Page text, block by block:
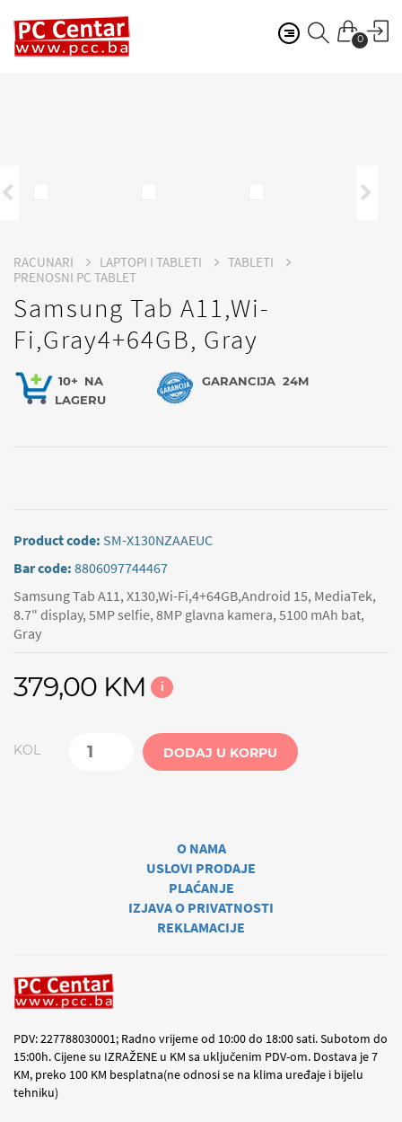
0
RACUNARI LAPTOPI I TABLETI
TABLETI
PRENOSNI PC TABLET
Samsung Tab A11,Wi-
Fi,Gray4+64GB, Gray
10+ NA
LAGERU
GARANCIJA 24M
Product code: SM-X130NZAAEUC
Bar code: 8806097744467
Samsung Tab A11, X130,Wi-Fi,4+64GB,Android 15, MediaTek,
8.7" display, 5MP selfie, 8MP glavna kamera, 5100 mAh bat,
Gray
379,00 KM i
KOL DODAJ U KORPU
O NAMA
USLOVI PRODAJE
PLAĆANJE
IZJAVA O PRIVATNOSTI
REKLAMACIJE
PDV: 227788030001; Radno vrijeme od 10:00 do 18:00 sati. Subotom do
15:00h. Cijene su IZRAŽENE u KM sa uključenim PDV-om. Dostava je 7
KM, preko 100 KM besplatna(ne odnosi se na klima uređaje i bijelu
tehniku)